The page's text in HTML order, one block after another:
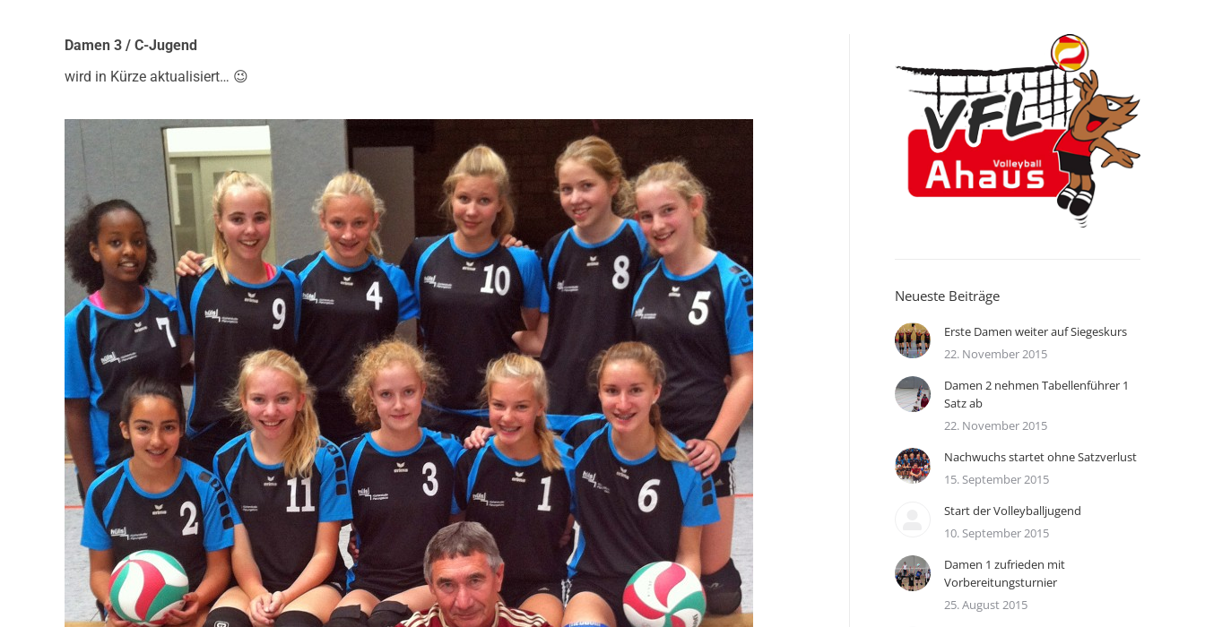
Damen 3 / C-Jugend
wird in Kürze aktualisiert… 😉
Neueste Beiträge
Erste Damen weiter auf Siegeskurs
22. November 2015
Damen 2 nehmen Tabellenführer 1
Satz ab
22. November 2015
Nachwuchs startet ohne Satzverlust
15. September 2015
Start der Volleyballjugend
10. September 2015
Damen 1 zufrieden mit
Vorbereitungsturnier
25. August 2015